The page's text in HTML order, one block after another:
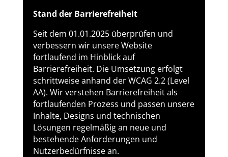
Stand der Barrierefreiheit
Seit dem 01.01.2025 überprüfen und
verbessern wir unsere Website
fortlaufend im Hinblick auf
Barrierefreiheit. Die Umsetzung erfolgt
schrittweise anhand der WCAG 2.2 (Level
AA). Wir verstehen Barrierefreiheit als
fortlaufenden Prozess und passen unsere
Inhalte, Designs und technischen
Lösungen regelmäßig an neue und
bestehende Anforderungen und
Nutzerbedürfnisse an.